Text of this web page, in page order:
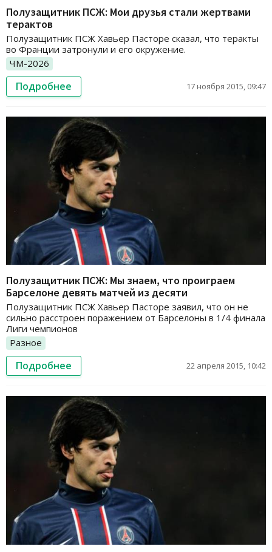
Полузащитник ПСЖ: Мои друзья стали жертвами
терактов
Полузащитник ПСЖ Хавьер Пасторе сказал, что теракты
во Франции затронули и его окружение.
ЧМ-2026
Подробнее 17 ноября 2015, 09:47
Полузащитник ПСЖ: Мы знаем, что проиграем
Барселоне девять матчей из десяти
Полузащитник ПСЖ Хавьер Пасторе заявил, что он не
сильно расстроен поражением от Барселоны в 1/4 финала
Лиги чемпионов
Разное
Подробнее 22 апреля 2015, 10:42